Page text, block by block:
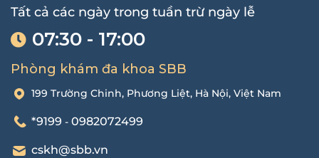
Tất cả các ngày trong tuần trừ ngày lễ
07:30 - 17:00
Phòng khám đa khoa SBB
199 Trường Chinh, Phương Liệt, Hà Nội, Việt Nam
*9199 - 0982072499
cskh@sbb.vn